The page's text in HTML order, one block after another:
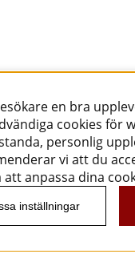
en bra
cookies för
personlig
vi att du
att anpassa dina
inställningar